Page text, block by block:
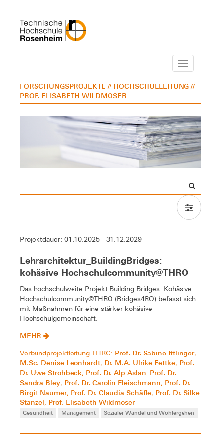
Navigation
FORSCHUNGSPROJEKTE // HOCHSCHULLEITUNG //
PROF. ELISABETH WILDMOSER
Projektdauer: 01.10.2025 - 31.12.2029
Lehrarchitektur_BuildingBridges:
kohäsive Hochschulcommunity@THRO
Das hochschulweite Projekt Building Bridges: Kohäsive
Hochschulcommunity@THRO (Bridges4RO) befasst sich
mit Maßnahmen für eine stärker kohäsive
Hochschulgemeinschaft.
MEHR
Verbundprojektleitung THRO: Prof. Dr. Sabine Ittlinger,
M.Sc. Denise Leonhardt, Dr. M.A. Ulrike Fettke, Prof.
Dr. Uwe Strohbeck, Prof. Dr. Alp Aslan, Prof. Dr.
Sandra Bley, Prof. Dr. Carolin Fleischmann, Prof. Dr.
Birgit Naumer, Prof. Dr. Claudia Schäfle, Prof. Dr. Silke
Stanzel, Prof. Elisabeth Wildmoser
Gesundheit Management Sozialer Wandel und Wohlergehen